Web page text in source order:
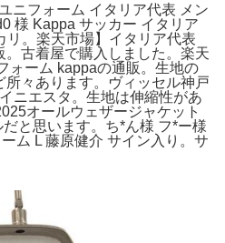
ニフォーム イタリア代表 メン
様 Kappa サッカー イタリア
リ。楽天市場】イタリア代表
古着屋で購入しました。楽天
ォーム kappaの通販。生地の
々あります。ヴィッセル神戸
ニエスタ。生地は伸縮性があ
オールウェザージャケット
と思います。ち*ん様 フ*ー様
ム L 藤原健介 サイン入り。サ